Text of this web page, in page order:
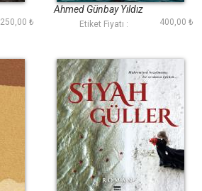
250,00 ₺
Ahmed Günbay Yıldız
Etiket Fiyatı : 400,00 ₺